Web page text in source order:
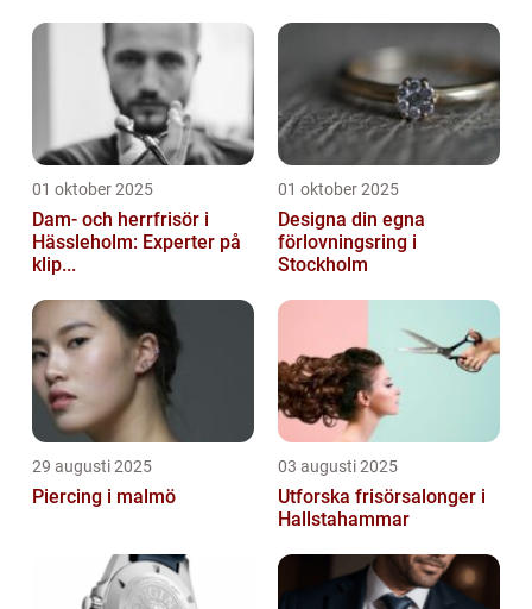
01 oktober 2025
Dam- och herrfrisör i
Hässleholm: Experter på
klip...
01 oktober 2025
Designa din egna
förlovningsring i
Stockholm
29 augusti 2025
Piercing i malmö
03 augusti 2025
Utforska frisörsalonger i
Hallstahammar